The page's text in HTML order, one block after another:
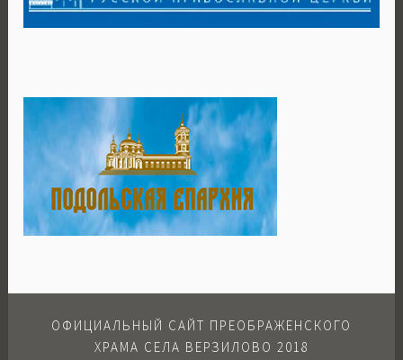
ОФИЦИАЛЬНЫЙ САЙТ ПРЕОБРАЖЕНСКОГО
ХРАМА СЕЛА ВЕРЗИЛОВО 2018